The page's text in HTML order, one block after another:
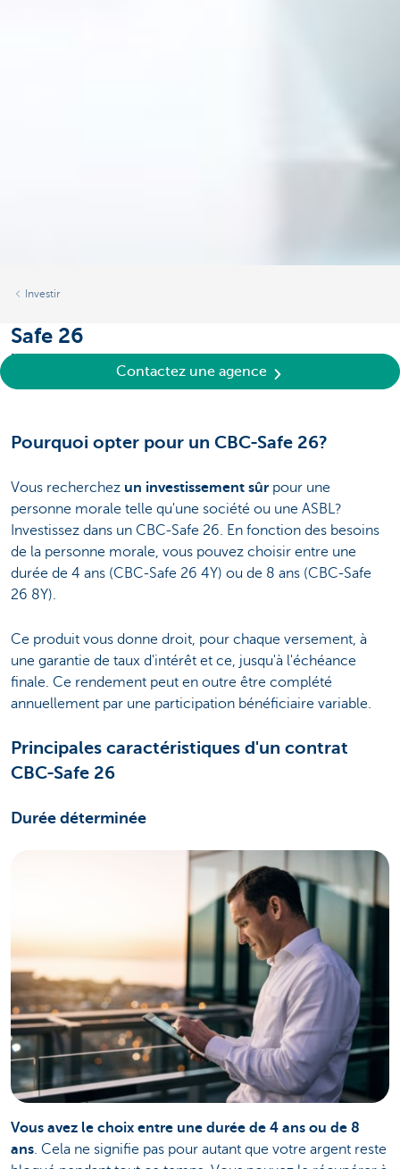
Investir
Safe 26
Un contrat de capitalisation pour les personnes morales
Contactez une agence
Pourquoi opter pour un CBC-Safe 26?
Vous recherchez un investissement sûr pour une
personne morale telle qu'une société ou une ASBL?
Investissez dans un CBC-Safe 26. En fonction des besoins
de la personne morale, vous pouvez choisir entre une
durée de 4 ans (CBC-Safe 26 4Y) ou de 8 ans (CBC-Safe
26 8Y).
Ce produit vous donne droit, pour chaque versement, à
une garantie de taux d'intérêt et ce, jusqu'à l'échéance
finale. Ce rendement peut en outre être complété
annuellement par une participation bénéficiaire variable.
Principales caractéristiques d'un contrat
CBC-Safe 26
Durée déterminée
Vous avez le choix entre une durée de 4 ans ou de 8
ans. Cela ne signifie pas pour autant que votre argent reste